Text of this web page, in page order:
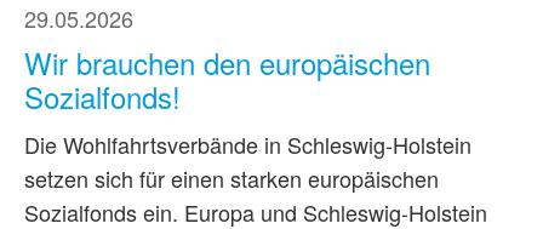
29.05.2026
Wir brauchen den europäischen
Sozialfonds!
Die Wohlfahrtsverbände in Schleswig-Holstein
setzen sich für einen starken europäischen
Sozialfonds ein. Europa und Schleswig-Holstein